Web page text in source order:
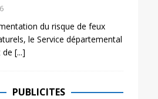
du risque de feux
le Service départemental
de [...]
PUBLICITES